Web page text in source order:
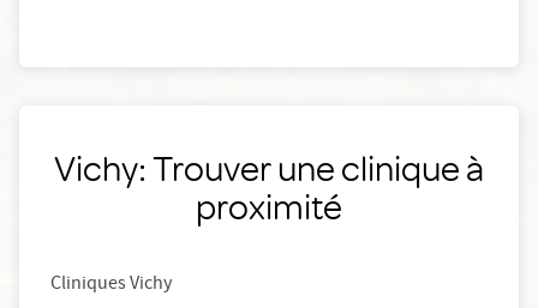
Vichy: Trouver une clinique à
proximité
Cliniques Vichy